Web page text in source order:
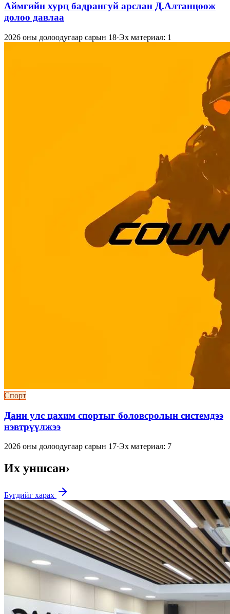
Аймгийн хурц бадрангуй арслан Д.Алтанцоож
долоо давлаа
2026 оны долоодугаар сарын 18·Эх материал: 1
Спорт
Дани улс цахим спортыг боловсролын системдээ
нэвтрүүлжээ
2026 оны долоодугаар сарын 17·Эх материал: 7
Их уншсан›
Бүгдийг харах